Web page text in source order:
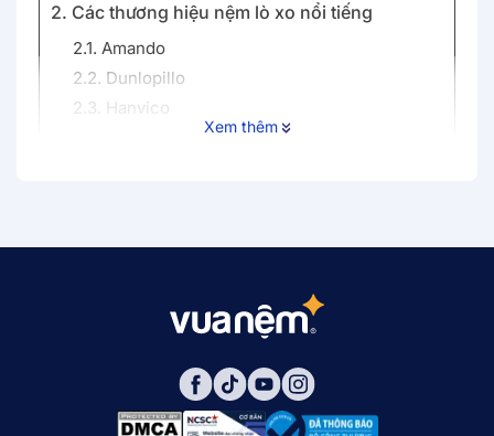
2. Các thương hiệu nệm lò xo nổi tiếng
2.1. Amando
2.2. Dunlopillo
2.3. Hanvico
3.4. Nệm lò xo Goodnight Magic
4. Địa chỉ mua nệm lò xo 1m8 uy tín chất lượng
Xem thêm